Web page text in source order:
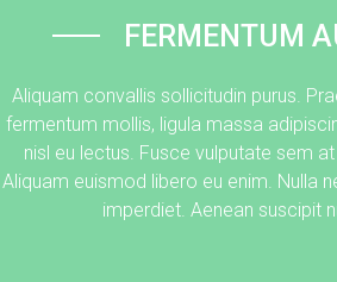
FERMENTUM
Aliquam convallis sollicitudin purus.
fermentum mollis, ligula massa
nisl eu lectus. Fusce vulputate sem
Aliquam euismod libero eu enim. Nulla
imperdiet. Aenean suscipit